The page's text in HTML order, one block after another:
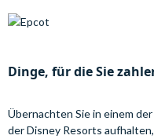
Dinge, für die Sie
Übernachten Sie in einem
der Disney Resorts